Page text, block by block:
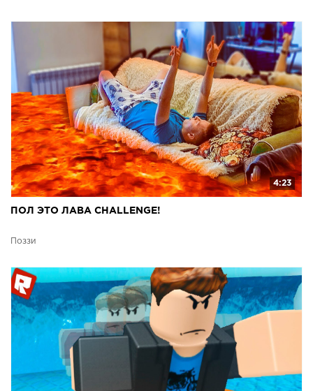
4:23
ПОЛ ЭТО ЛАВА CHALLENGE!
Поззи